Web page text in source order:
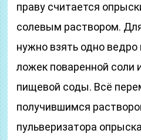
праву считается
солевым раствором.
нужно взять одно
ложек поваренной соли
пищевой соды. Всё
получившимся
пульверизатора